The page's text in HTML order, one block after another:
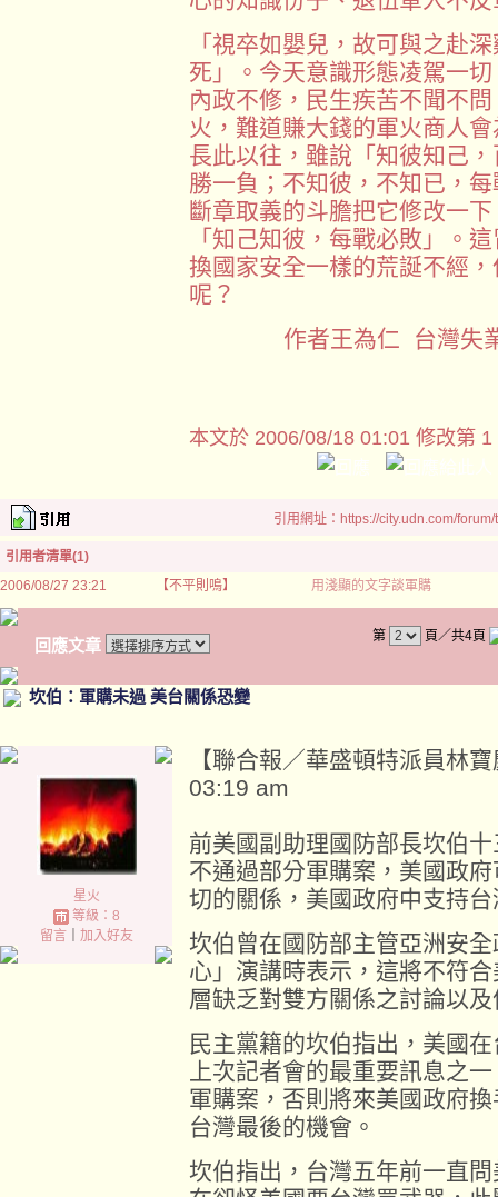
「視卒如嬰兒，故可與之赴
死」。今天意識形態凌駕一
內政不修，民生疾苦不聞不
火，難道賺大錢的軍火商人
長此以往，雖說「知彼知己
勝一負；不知彼，不知已，
斷章取義的斗膽把它修改一
「知己知彼，每戰必敗」。
換國家安全一樣的荒誕不經
呢？
作者王為仁 台灣失
本文於 2006/08/18 01:01 修改第 1
引用網址：https://city.udn.com/
引用者清單(1)
2006/08/27 23:21
【不平則鳴】 用淺顯的文字談軍購
回應文章 第 頁／共4頁
坎伯：軍購未過 美台關係恐變
星火
等級：8
留言｜ 加入好友
【聯合報／華盛頓特派員林
03:19 am
前美國副助理國防部長坎伯
不通過部分軍購案，美國政
切的關係，美國政府中支持
坎伯曾在國防部主管亞洲安
心」演講時表示，這將不符
層缺乏對雙方關係之討論以
民主黨籍的坎伯指出，美國
上次記者會的最重要訊息之
軍購案，否則將來美國政府
台灣最後的機會。
坎伯指出，台灣五年前一直